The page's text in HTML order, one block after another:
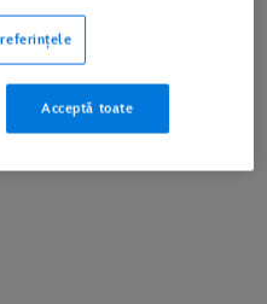
Hexe: Regatul Magiei
Acceptă toate